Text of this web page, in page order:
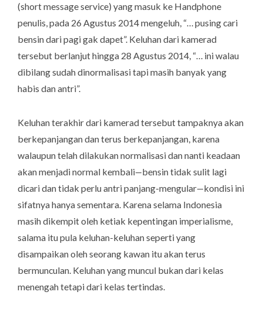
(short message service) yang masuk ke Handphone
penulis, pada 26 Agustus 2014 mengeluh, “… pusing cari
bensin dari pagi gak dapet”. Keluhan dari kamerad
tersebut berlanjut hingga 28 Agustus 2014, “… ini walau
dibilang sudah dinormalisasi tapi masih banyak yang
habis dan antri”.
Keluhan terakhir dari kamerad tersebut tampaknya akan
berkepanjangan dan terus berkepanjangan, karena
walaupun telah dilakukan normalisasi dan nanti keadaan
akan menjadi normal kembali—bensin tidak sulit lagi
dicari dan tidak perlu antri panjang-mengular—kondisi ini
sifatnya hanya sementara. Karena selama Indonesia
masih dikempit oleh ketiak kepentingan imperialisme,
salama itu pula keluhan-keluhan seperti yang
disampaikan oleh seorang kawan itu akan terus
bermunculan. Keluhan yang muncul bukan dari kelas
menengah tetapi dari kelas tertindas.